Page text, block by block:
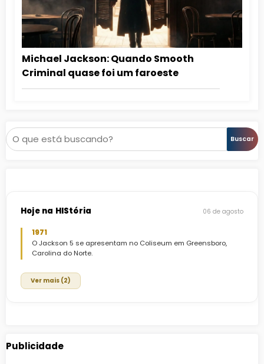
Michael Jackson: Quando Smooth
Criminal quase foi um faroeste
Pesquisar Buscar
Hoje na HIStória 06 de agosto
1971
O Jackson 5 se apresentam no Coliseum em Greensboro,
Carolina do Norte.
Ver mais (2)
Publicidade